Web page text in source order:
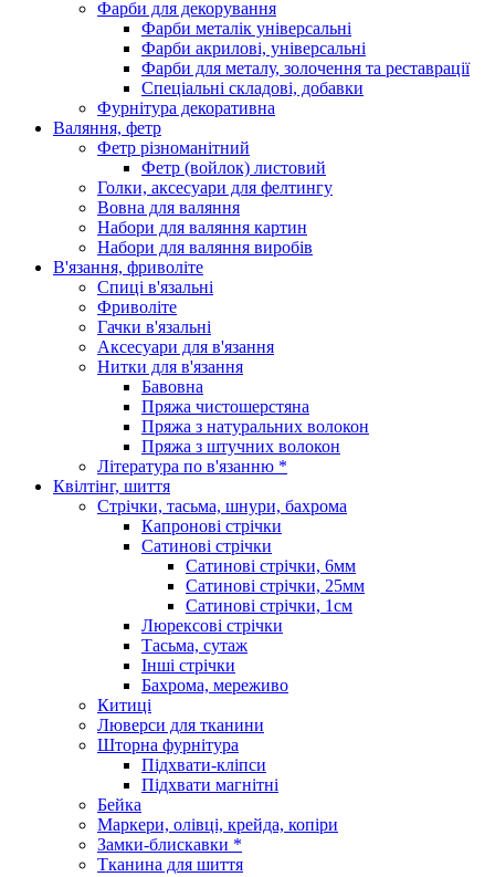
Фарби для декорування
Фарби металік універсальні
Фарби акрилові, універсальні
Фарби для металу, золочення та реставрації
Спеціальні складові, добавки
Фурнітура декоративна
Валяння, фетр
Фетр різноманітний
Фетр (войлок) листовий
Голки, аксесуари для фелтингу
Вовна для валяння
Набори для валяння картин
Набори для валяння виробів
В'язання, фриволіте
Спиці в'язальні
Фриволіте
Гачки в'язальні
Аксесуари для в'язання
Нитки для в'язання
Бавовна
Пряжа чистошерстяна
Пряжа з натуральних волокон
Пряжа з штучних волокон
Література по в'язанню *
Квілтінг, шиття
Стрічки, тасьма, шнури, бахрома
Капронові стрічки
Сатинові стрічки
Сатинові стрічки, 6мм
Сатинові стрічки, 25мм
Сатинові стрічки, 1см
Люрексові стрічки
Тасьма, сутаж
Інші стрічки
Бахрома, мереживо
Китиці
Люверси для тканини
Шторна фурнітура
Підхвати-кліпси
Підхвати магнітні
Бейка
Маркери, олівці, крейда, копіри
Замки-блискавки *
Тканина для шиття